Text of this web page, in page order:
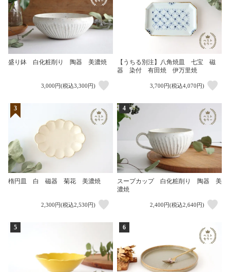
盛り鉢 白化粧削り 陶器 美濃焼
3,000円(税込3,300円)
【うちる別注】八角焼皿 七宝 磁
器 染付 有田焼 伊万里焼
3,700円(税込4,070円)
3
楕円皿 白 磁器 菊花 美濃焼
2,300円(税込2,530円)
4
スープカップ 白化粧削り 陶器 美
濃焼
2,400円(税込2,640円)
5 6